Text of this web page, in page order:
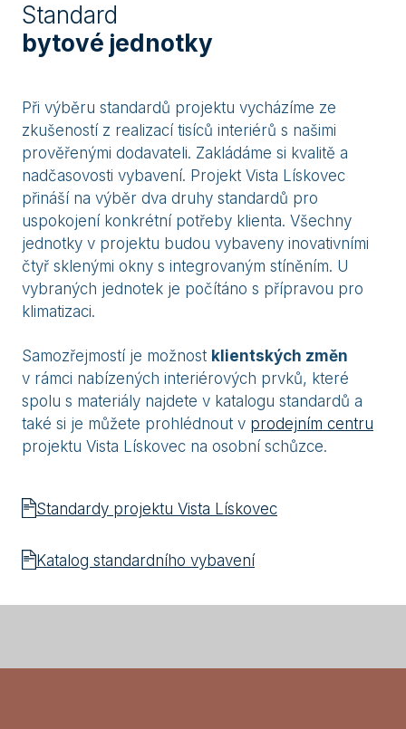
Standard
bytové jednotky
Při výběru standardů projektu vycházíme ze
zkušeností z realizací tisíců interiérů s našimi
prověřenými dodavateli. Zakládáme si kvalitě a
nadčasovosti vybavení. Projekt Vista Lískovec
přináší na výběr dva druhy standardů pro
uspokojení konkrétní potřeby klienta. Všechny
jednotky v projektu budou vybaveny inovativními
čtyř sklenými okny s integrovaným stíněním. U
vybraných jednotek je počítáno s přípravou pro
klimatizaci.
Samozřejmostí je možnost klientských změn
v rámci nabízených interiérových prvků, které
spolu s materiály najdete v katalogu standardů a
také si je můžete prohlédnout v prodejním centru
projektu Vista Lískovec na osobní schůzce.
Standardy projektu Vista Lískovec
Katalog standardního vybavení